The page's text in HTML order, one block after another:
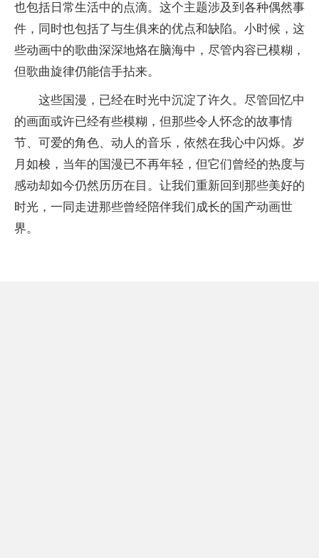
也包括日常生活中的点滴。这个主题涉及到各种偶然事
件，同时也包括了与生俱来的优点和缺陷。小时候，这
些动画中的歌曲深深地烙在脑海中，尽管内容已模糊，
但歌曲旋律仍能信手拈来。
这些国漫，已经在时光中沉淀了许久。尽管回忆中
的画面或许已经有些模糊，但那些令人怀念的故事情
节、可爱的角色、动人的音乐，依然在我心中闪烁。岁
月如梭，当年的国漫已不再年轻，但它们曾经的热度与
感动却如今仍然历历在目。让我们重新回到那些美好的
时光，一同走进那些曾经陪伴我们成长的国产动画世
界。